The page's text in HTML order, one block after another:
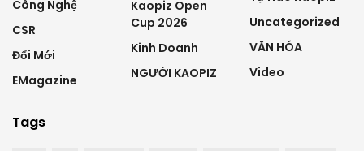
Công Nghệ
CSR
Đổi Mới
EMagazine
Kaopiz Open
Cup 2026
Kinh Doanh
NGƯỜI KAOPIZ
Uncategorized
VĂN HÓA
Video
Tags